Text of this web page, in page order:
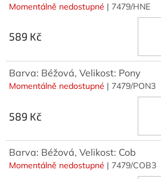
Momentálně nedostupné | 7479/HNE
589 Kč
Barva: Béžová, Velikost: Pony
Momentálně nedostupné | 7479/PON3
589 Kč
Barva: Béžová, Velikost: Cob
Momentálně nedostupné | 7479/COB3